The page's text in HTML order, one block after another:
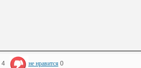
4 не нравится 0